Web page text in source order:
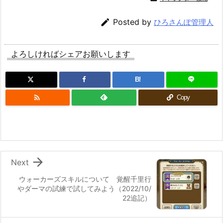
 Posted by ひろさんぽ管理人
よろしければシェアお願いします
B!
 Copy
ウォーカーズスキルについて 覚醒千里行
やダーマの試練で試してみよう（2022/10/
22追記）

Next